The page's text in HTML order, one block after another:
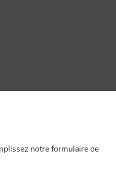
notre formulaire de